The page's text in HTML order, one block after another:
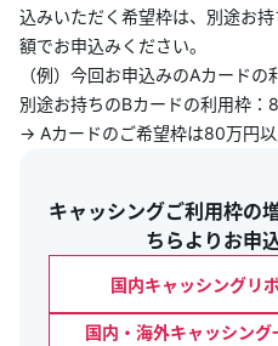
込みいただく希望枠は、別途お
額でお申込みください。
（例）今回お申込みのAカード
別途お持ちのBカードの利用枠：
→ Aカードのご希望枠は80万円以
キャッシングご利用枠の
ちらよりお申
国内キャッシングリ
国内・海外キャッシン